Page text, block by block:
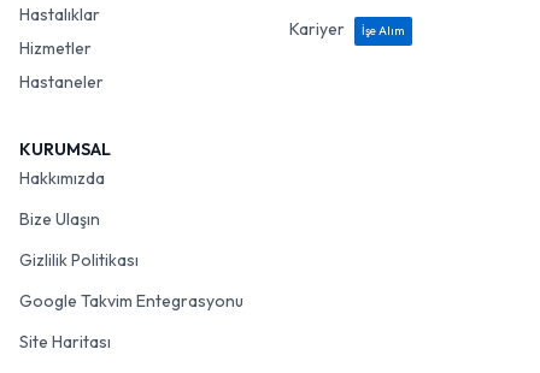
Hastalıklar
Hizmetler
Hastaneler
Kariyer
İşe Alım
KURUMSAL
Hakkımızda
Bize Ulaşın
Gizlilik Politikası
Google Takvim Entegrasyonu
Site Haritası